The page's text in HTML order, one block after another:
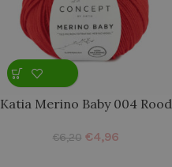
Katia Merino Baby 004 Rood
€6,20 €4,96